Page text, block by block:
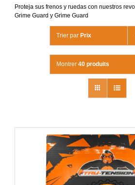
Proteja sus frenos y ruedas con nuestros
Grime Guard y Grime Guard
Trier par Prix
Montrer 40 produits